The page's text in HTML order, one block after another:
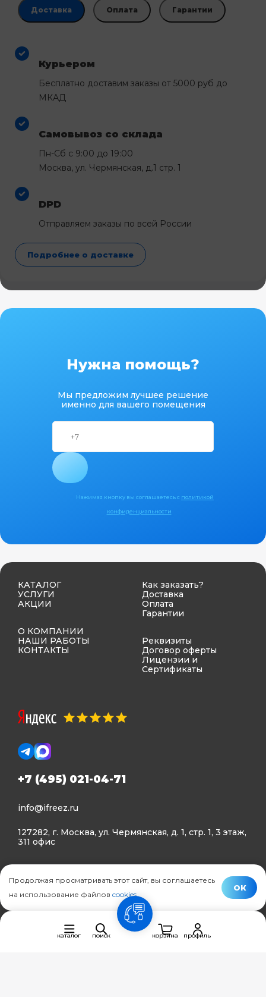
Доставка Оплата Гарантии
Курьером
Бесплатно доставим заказы от 5000 руб до
МКАД
Самовывоз со склада
Пн-Сб с 9:00 до 19:00
Москва, ул. Чермянская, д.1 стр. 1
DPD
Отправляем заказы по всей России
Подробнее о доставке
Нужна помощь?
Мы предложим лучшее решение
именно для вашего помещения
Нажимая кнопку вы соглашаетесь с политикой
конфиденциальности
КАТАЛОГ
УСЛУГИ
АКЦИИ
О КОМПАНИИ
НАШИ РАБОТЫ
КОНТАКТЫ
Как заказать?
Доставка
Оплата
Гарантии
Реквизиты
Договор оферты
Лицензии и
Сертификаты
+7 (495) 021-04-71
info@ifreez.ru
127282, г. Москва, ул. Чермянская, д. 1, стр. 1, 3 этаж,
311 офис
Политика конфиденциальности
© Ifreez - продажа и установка климатической техники,
каталог поиск
связь
корзина
профиль
Продолжая просматривать этот сайт, вы соглашаетесь
на использование файлов cookies.
ОК